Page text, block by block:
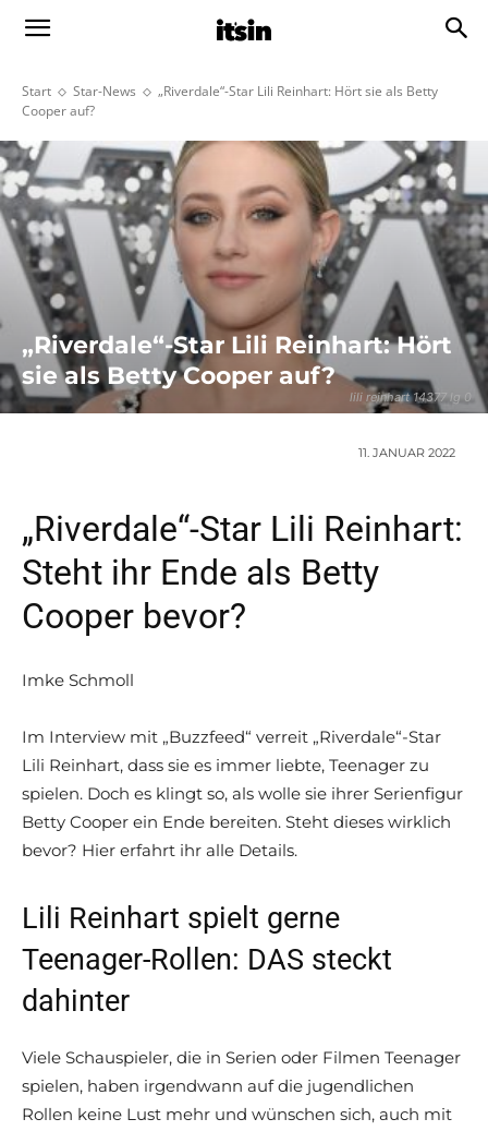
Start Star-News
„Riverdale“-Star Lili Reinhart: Hört sie als Betty
Cooper auf?
lili reinhart 14377 lg 0
„Riverdale“-Star Lili Reinhart: Hört
sie als Betty Cooper auf?
11. JANUAR 2022
„Riverdale“-Star Lili Reinhart:
Steht ihr Ende als Betty
Cooper bevor?
Imke Schmoll
Im Interview mit „Buzzfeed“ verreit „Riverdale“-Star
Lili Reinhart, dass sie es immer liebte, Teenager zu
spielen. Doch es klingt so, als wolle sie ihrer Serienfigur
Betty Cooper ein Ende bereiten. Steht dieses wirklich
bevor? Hier erfahrt ihr alle Details.
Lili Reinhart spielt gerne
Teenager-Rollen: DAS steckt
dahinter
Viele Schauspieler, die in Serien oder Filmen Teenager
spielen, haben irgendwann auf die jugendlichen
Rollen keine Lust mehr und wünschen sich, auch mit